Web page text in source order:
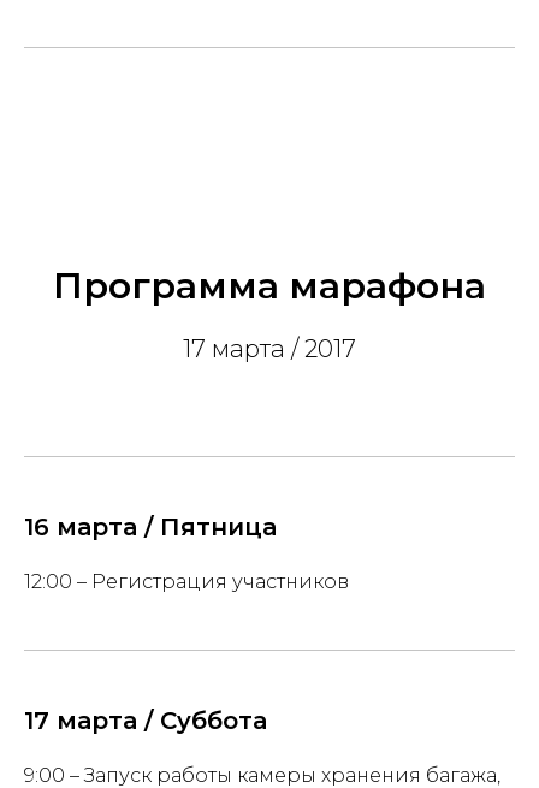
Программа марафона
17 марта / 2017
16 марта / Пятница
12:00 – Регистрация участников
17 марта / Суббота
9:00 – Запуск работы камеры хранения багажа,